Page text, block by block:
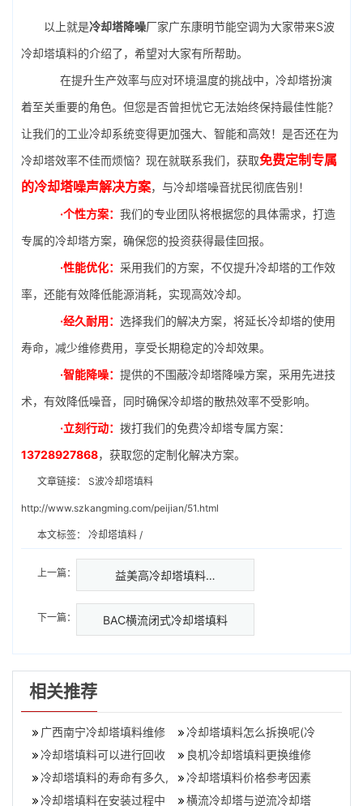
以上就是冷却塔降噪厂家广东康明节能空调为大家带来S波
冷却塔填料的介绍了，希望对大家有所帮助。
在提升生产效率与应对环境温度的挑战中，冷却塔扮演
着至关重要的角色。但您是否曾担忧它无法始终保持最佳性能？
让我们的工业冷却系统变得更加强大、智能和高效！是否还在为
冷却塔效率不佳而烦恼？现在就联系我们，获取免费定制专属
的冷却塔噪声解决方案，与冷却塔噪音扰民彻底告别！
·个性方案： 我们的专业团队将根据您的具体需求，打造
专属的冷却塔方案，确保您的投资获得最佳回报。
·性能优化： 采用我们的方案，不仅提升冷却塔的工作效
率，还能有效降低能源消耗，实现高效冷却。
·经久耐用： 选择我们的解决方案，将延长冷却塔的使用
寿命，减少维修费用，享受长期稳定的冷却效果。
·智能降噪： 提供的不围蔽冷却塔降噪方案，采用先进技
术，有效降低噪音，同时确保冷却塔的散热效率不受影响。
·立刻行动： 拨打我们的免费冷却塔专属方案：
13728927868，获取您的定制化解决方案。
文章链接： S波冷却塔填料
http://www.szkangming.com/peijian/51.html
本文标签： 冷却塔填料 /
上一篇： 益美高冷却塔填料…
下一篇： BAC横流闭式冷却塔填料
相关推荐
广西南宁冷却塔填料维修
替换,冷却塔填料拆换服务
厂家
冷却塔填料怎么拆换呢(冷
却塔里的填料怎么拿出来
清洗?)
冷却塔填料可以进行回收
利用吗
良机冷却塔填料更换维修
(良机冷却塔填料安装)
冷却塔填料的寿命有多久,
冷却塔填料怎么更换
冷却塔填料价格参考因素
(冷却塔填料价格怎么样)
冷却塔填料在安装过程中 横流冷却塔与逆流冷却塔